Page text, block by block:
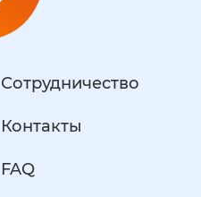
Сотрудничество
Контакты
FAQ